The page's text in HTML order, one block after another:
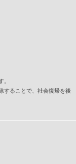
。
することで、社会復帰を後